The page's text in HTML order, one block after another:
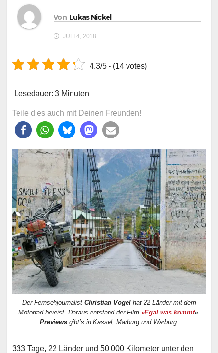
Von Lukas Nickel
JULI 4, 2018
4.3/5 - (14 votes)
Lesedauer: 3 Minuten
Teile dies auch mit Deinen Freunden!
Der Fernsehjournalist Christian Vogelhat 22 Länder mit dem
Motorrad bereist. Daraus entstand der Film »Egal was kommt«.
Previewsgibt’s in Kassel, Marburg und Warburg.
333 Tage, 22 Länder und 50 000 Kilometer unter den